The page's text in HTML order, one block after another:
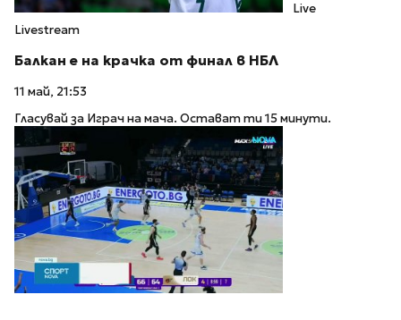
Live
Livestream
Балкан е на крачка от финал в НБЛ
11 май, 21:53
Гласувай за Играч на мача. Остават ти 15 минути.